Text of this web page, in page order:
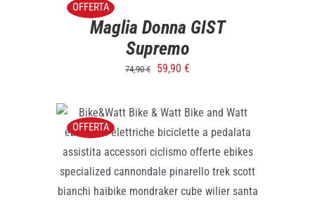
OFFERTA
DETTAGLIMaglia Donna GIST
Supremo
74,90€ 59,90 €
OFFERTA
SELECT OPTIONS / DETTAGLI